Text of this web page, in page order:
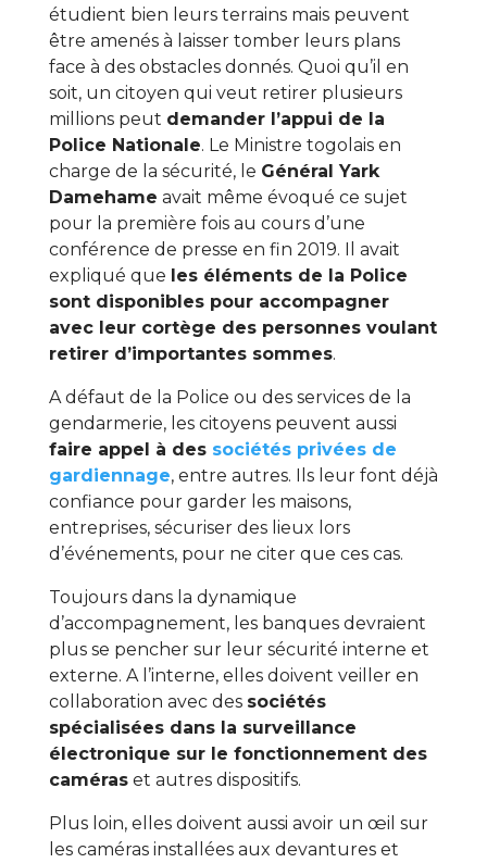
étudient bien leurs terrains mais peuvent
être amenés à laisser tomber leurs plans
face à des obstacles donnés. Quoi qu’il en
soit, un citoyen qui veut retirer plusieurs
millions peut demander l’appui de la
Police Nationale. Le Ministre togolais en
charge de la sécurité, le Général Yark
Damehame avait même évoqué ce sujet
pour la première fois au cours d’une
conférence de presse en fin 2019. Il avait
expliqué que les éléments de la Police
sont disponibles pour accompagner
avec leur cortège des personnes voulant
retirer d’importantes sommes.
A défaut de la Police ou des services de la
gendarmerie, les citoyens peuvent aussi
faire appel à des sociétés privées de
gardiennage, entre autres. Ils leur font déjà
confiance pour garder les maisons,
entreprises, sécuriser des lieux lors
d’événements, pour ne citer que ces cas.
Toujours dans la dynamique
d’accompagnement, les banques devraient
plus se pencher sur leur sécurité interne et
externe. A l’interne, elles doivent veiller en
collaboration avec des sociétés
spécialisées dans la surveillance
électronique sur le fonctionnement des
caméraset autres dispositifs.
Plus loin, elles doivent aussi avoir un œil sur
les caméras installées aux devantures et